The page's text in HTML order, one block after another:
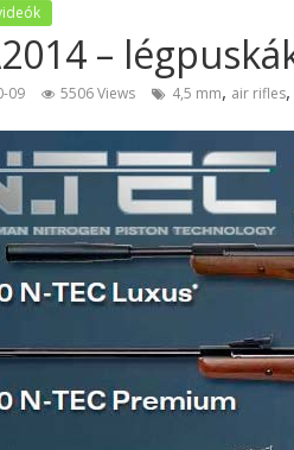
–
09 5506 Views 4,5 mm, air rifles,